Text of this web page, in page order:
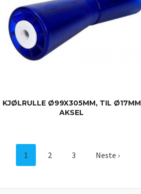
KJØLRULLE Ø99X305MM, TIL Ø17MM
AKSEL
1 2 3 Neste ›